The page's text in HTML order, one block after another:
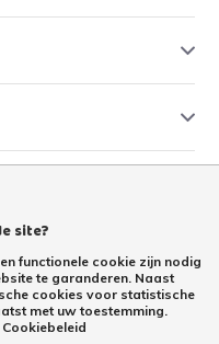
site?
functionele cookie zijn nodig
te garanderen. Naast
cookies voor statistische
met uw toestemming.